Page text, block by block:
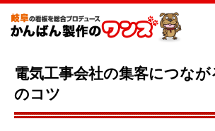
電気工事会社の集客につな
のコツ